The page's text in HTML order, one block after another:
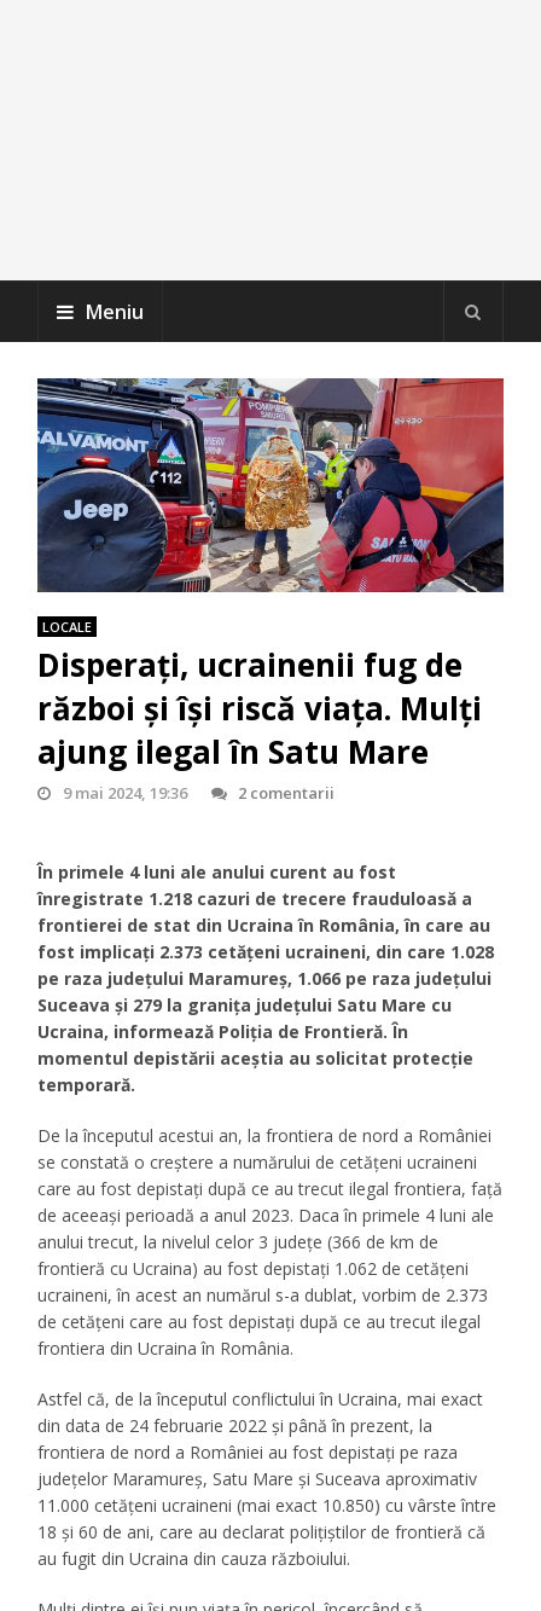
Meniu
LOCALE
Disperați, ucrainenii fug de
război și își riscă viața. Mulți
ajung ilegal în Satu Mare
9 mai 2024, 19:36 2 comentarii
În primele 4 luni ale anului curent au fost
înregistrate 1.218 cazuri de trecere frauduloasă a
frontierei de stat din Ucraina în România, în care au
fost implicați 2.373 cetățeni ucraineni, din care 1.028
pe raza județului Maramureș, 1.066 pe raza județului
Suceava și 279 la granița județului Satu Mare cu
Ucraina, informează Poliția de Frontieră. În
momentul depistării aceștia au solicitat protecție
temporară.
De la începutul acestui an, la frontiera de nord a României
se constată o creștere a numărului de cetățeni ucraineni
care au fost depistați după ce au trecut ilegal frontiera, față
de aceeași perioadă a anul 2023. Daca în primele 4 luni ale
anului trecut, la nivelul celor 3 județe (366 de km de
frontieră cu Ucraina) au fost depistați 1.062 de cetățeni
ucraineni, în acest an numărul s-a dublat, vorbim de 2.373
de cetățeni care au fost depistați după ce au trecut ilegal
frontiera din Ucraina în România.
Astfel că, de la începutul conflictului în Ucraina, mai exact
din data de 24 februarie 2022 și până în prezent, la
frontiera de nord a României au fost depistați pe raza
județelor Maramureș, Satu Mare și Suceava aproximativ
11.000 cetățeni ucraineni (mai exact 10.850) cu vârste între
18 și 60 de ani, care au declarat polițiștilor de frontieră că
au fugit din Ucraina din cauza războiului.